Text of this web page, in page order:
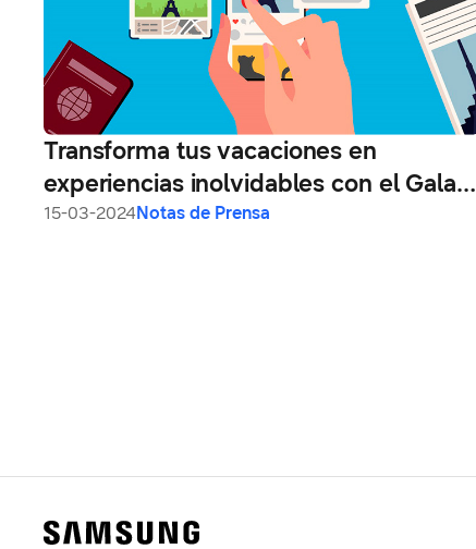
Transforma tus vacaciones en
experiencias inolvidables con el Galaxy
S24
15-03-2024Notas de Prensa